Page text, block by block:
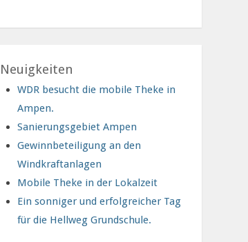
Neuigkeiten
WDR besucht die mobile Theke in
Ampen.
Sanierungsgebiet Ampen
Gewinnbeteiligung an den
Windkraftanlagen
Mobile Theke in der Lokalzeit
Ein sonniger und erfolgreicher Tag
für die Hellweg Grundschule.